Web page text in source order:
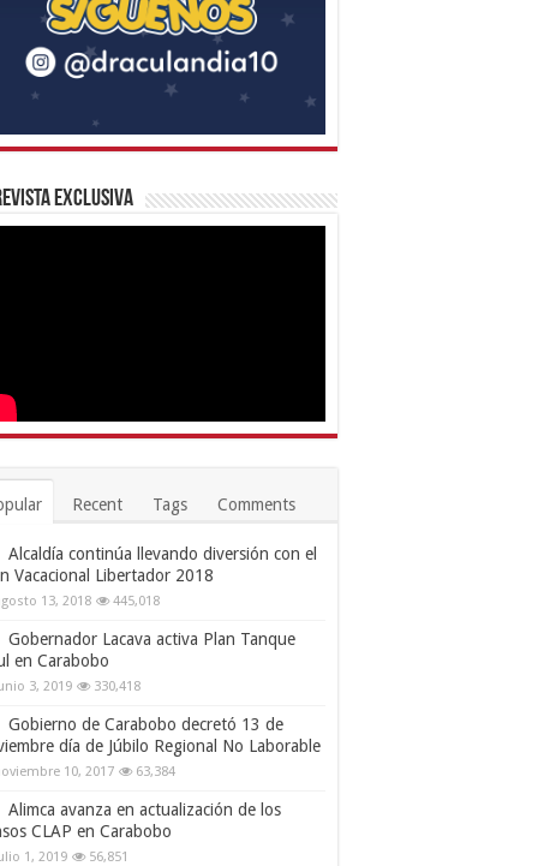
Exclusiva
Recent Tags Comments
Alcaldía continúa llevando diversión con el
Vacacional Libertador 2018
13, 2018 445,018
Gobernador Lacava activa Plan Tanque
en Carabobo
3, 2019 330,418
Gobierno de Carabobo decretó 13 de
día de Júbilo Regional No Laborable
10, 2017 63,384
Alimca avanza en actualización de los
CLAP en Carabobo
1, 2019 56,851